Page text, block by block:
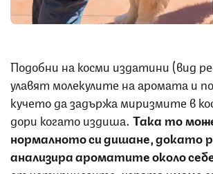
Подобни на косми издатини (вид
улавят молекулите на аромата и
кучето да задържа миризмите в
дори когато издиша. Така то
нормалното си дишане, докато
анализира ароматите около